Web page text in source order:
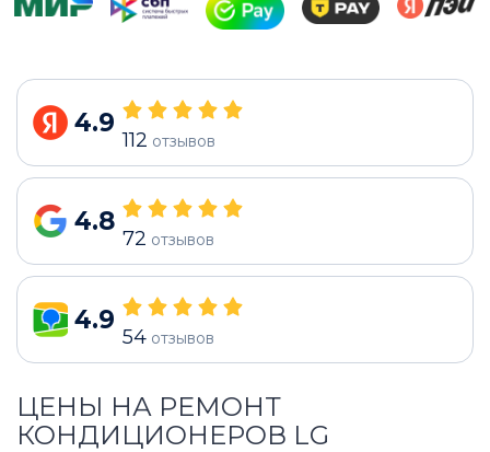
4.9
112 отзывов
4.8
72 отзывов
4.9
54 отзывов
ЦЕНЫ НА РЕМОНТ
КОНДИЦИОНЕРОВ LG